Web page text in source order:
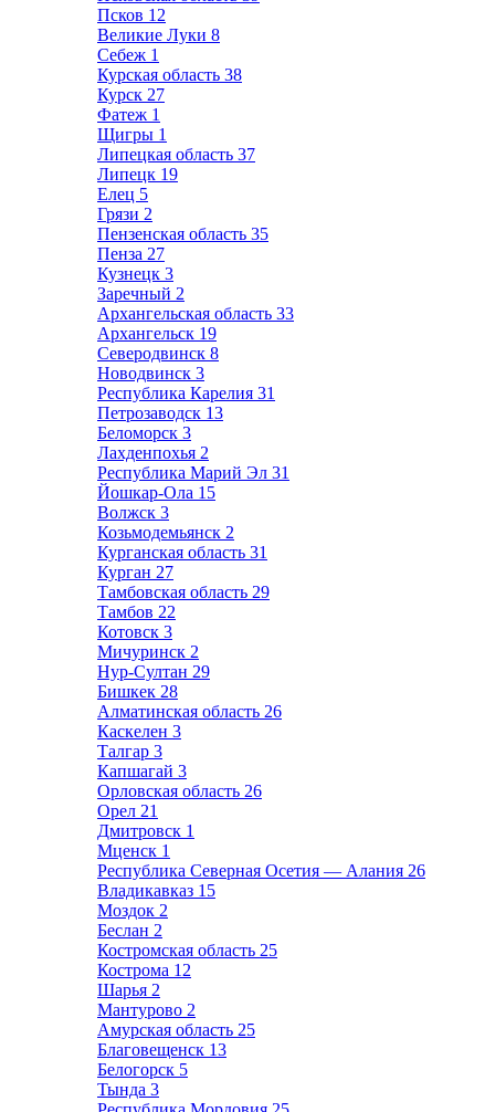
Псков 12
Великие Луки 8
Себеж 1
Курская область 38
Курск 27
Фатеж 1
Щигры 1
Липецкая область 37
Липецк 19
Елец 5
Грязи 2
Пензенская область 35
Пенза 27
Кузнецк 3
Заречный 2
Архангельская область 33
Архангельск 19
Северодвинск 8
Новодвинск 3
Республика Карелия 31
Петрозаводск 13
Беломорск 3
Лахденпохья 2
Республика Марий Эл 31
Йошкар-Ола 15
Волжск 3
Козьмодемьянск 2
Курганская область 31
Курган 27
Тамбовская область 29
Тамбов 22
Котовск 3
Мичуринск 2
Нур-Султан 29
Бишкек 28
Алматинская область 26
Каскелен 3
Талгар 3
Капшагай 3
Орловская область 26
Орел 21
Дмитровск 1
Мценск 1
Республика Северная Осетия — Алания 26
Владикавказ 15
Моздок 2
Беслан 2
Костромская область 25
Кострома 12
Шарья 2
Мантурово 2
Амурская область 25
Благовещенск 13
Белогорск 5
Тында 3